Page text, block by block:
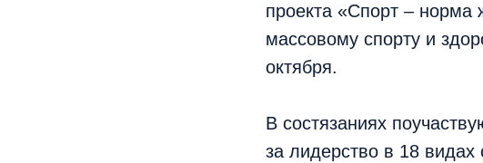
проекта «Спорт – норма
массовому спорту и
октября.
В состязаниях
за лидерство в 18 видах